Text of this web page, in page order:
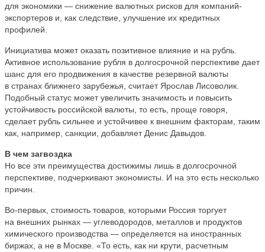
для экономики — снижение валютных рисков для компаний-
экспортеров и, как следствие, улучшение их кредитных
профилей.
Инициатива может оказать позитивное влияние и на рубль.
Активное использование рубля в долгосрочной перспективе дает
шанс для его продвижения в качестве резервной валюты
в странах ближнего зарубежья, считает Ярослав Лисоволик.
Подобный статус может увеличить значимость и повысить
устойчивость российской валюты, то есть, проще говоря,
сделает рубль сильнее и устойчивее к внешним факторам, таким
как, например, санкции, добавляет Денис Давыдов.
В чем загвоздка
Но все эти преимущества достижимы лишь в долгосрочной
перспективе, подчеркивают экономисты. И на это есть несколько
причин.
Во-первых, стоимость товаров, которыми Россия торгует
на внешних рынках — углеводородов, металлов и продуктов
химического производства — определяется на иностранных
биржах, а не в Москве. «То есть, как ни крути, расчетным